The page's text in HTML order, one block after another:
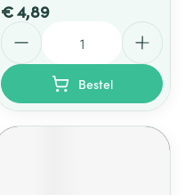
€ 4,89
Bestel